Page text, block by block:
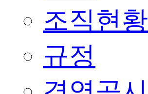
조직현황
규정